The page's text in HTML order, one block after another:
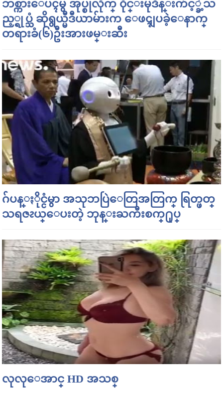
ဘစ္ကားေပၚမွ အုပ္စုလိုက္ ၀ိုင္းမုဒိန္းက်င့္ခဲ့သ
ည့္ရုပ္သံ ဆိုရွယ္မီဒီယာမ်ားက ေဖၚျပခဲ့ေနာက္
တရားခံ(၆)ဦးအားဖမ္းဆီး
ဂ်ပန္ႏိုင္ငံမွာ အသုဘပြဲေတြအတြက္ ရြတ္ဖတ္
သရဇၩယ္ေပးတဲ့ ဘုန္းႀကီးစက္႐ုပ္
လုလုေအာင္ HD အသစ္